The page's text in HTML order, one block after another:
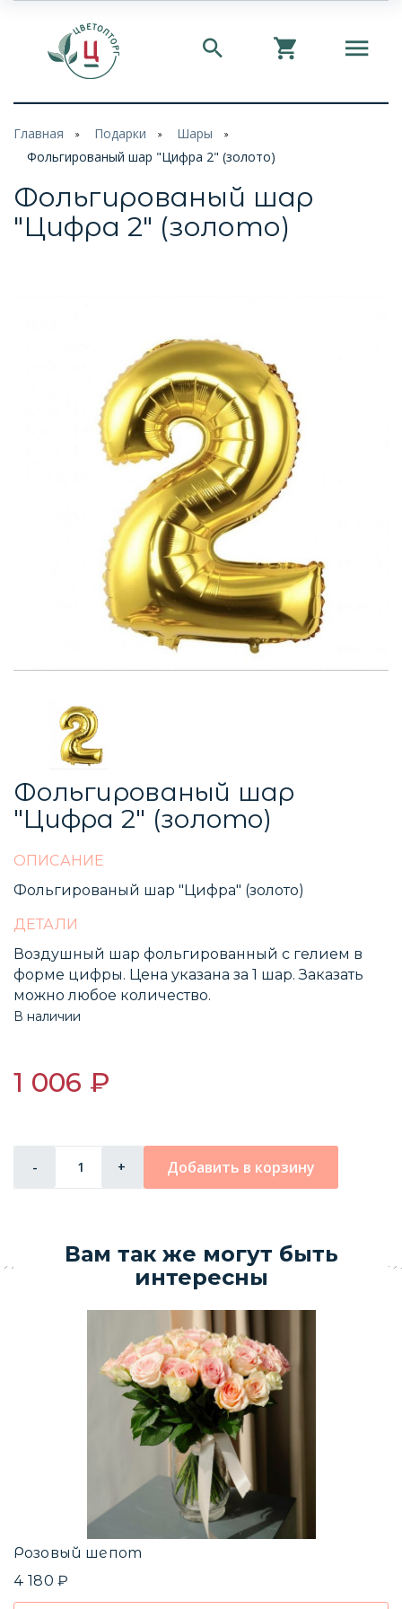
Главная Подарки
Шары
Фольгированый шар "Цифра 2" (золото)
Фольгированый шар
"Цифра 2" (золото)
Фольгированый шар
"Цифра 2" (золото)
ОПИСАНИЕ
Фольгированый шар "Цифра" (золото)
ДЕТАЛИ
Воздушный шар фольгированный с гелием в
форме цифры. Цена указана за 1 шар. Заказать
можно любое количество.
В наличии
1 006 ₽
- + Добавить в корзину
Вам так же могут быть
интересны
Розовый шепот
4 180 ₽